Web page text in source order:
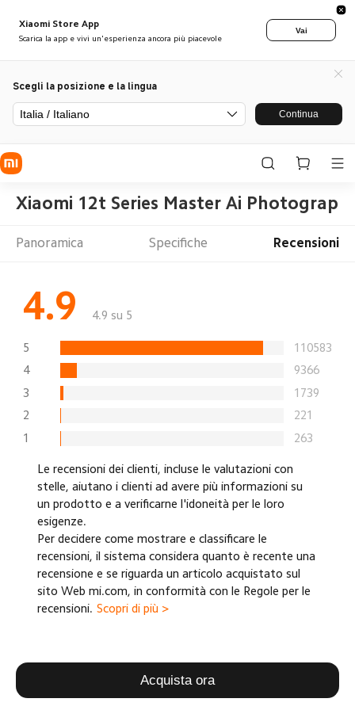
Xiaomi Store App
Scarica la app e vivi un'esperienza ancora più piacevole
Vai
Scegli la posizione e la lingua
Italia / Italiano Continua
Xiaomi 12t Series Master Ai
Acquista ora
Panoramica Specifiche Recensioni
4.9 4.9 su 5
5
110583
4
9366
3
1739
2
221
1
263
Le recensioni dei clienti, incluse le valutazioni con
stelle, aiutano i clienti ad avere più informazioni su
un prodotto e a verificarne l'idoneità per le loro
esigenze.
Per decidere come mostrare e classificare le
recensioni, il sistema considera quanto è recente una
recensione e se riguarda un articolo acquistato sul
sito Web mi.com, in conformità con le Regole per le
recensioni. Scopri di più >